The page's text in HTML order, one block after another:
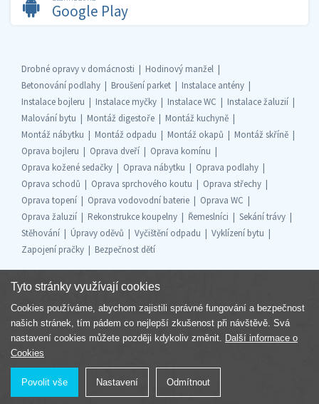
Google Play
Drobné opravy v domácnosti
Hodinový manžel
Betonování podlahy
Broušení parket
Instalace antény
Instalace bojleru
Instalace myčky Instalace WC
Instalace žaluzií
Malování bytu
Montáž digestoře
Montáž kuchyně
Montáž nábytku
Montáž odpadu Montáž okapů
Montáž skříně
Oprava bojleru
Oprava dveří
Oprava komínu
Oprava kožené sedačky
Oprava nábytku
Oprava podlahy
Oprava schodů
Oprava sprchového koutu
Oprava střechy
Oprava topení
Oprava vodovodní baterie
Oprava WC
Oprava žaluzií
Rekonstrukce koupelny Řemeslníci
Sekání trávy
Stěhování
Úpravy oděvů Vyčištění odpadu
Vyklízení bytu
Zapojení pračky
Bezpečnost dětí
Součást skupiny
Tyto stránky využívají cookies
Cookies používáme, abychom zajistili správné fungování a bezpečnost
našich stránek, tím pádem co nejlepší zkušenost při návštěvě. Svá
nastavení cookies můžete později kdykoliv změnit. Další informace o
Cookies
Povolit vše Nastavení Odmítnout